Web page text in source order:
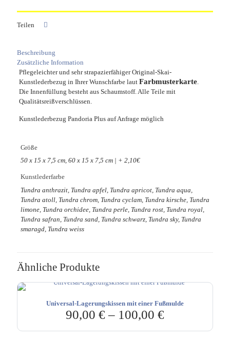
Teilen
Beschreibung
Zusätzliche Information
Pflegeleichter und sehr strapazierfähiger Original-Skai-
Kunstlederbezug in Ihrer Wunschfarbe laut Farbmusterkarte.
Die Innenfüllung besteht aus Schaumstoff. Alle Teile mit
Qualitätsreißverschlüssen.
Kunstlederbezug Pandoria Plus auf Anfrage möglich
Größe
50 x 15 x 7,5 cm, 60 x 15 x 7,5 cm | + 2,10€
Kunstlederfarbe
Tundra anthrazit, Tundra apfel, Tundra apricot, Tundra aqua,
Tundra atoll, Tundra chrom, Tundra cyclam, Tundra kirsche, Tundra
limone, Tundra orchidee, Tundra perle, Tundra rost, Tundra royal,
Tundra safran, Tundra sand, Tundra schwarz, Tundra sky, Tundra
smaragd, Tundra weiss
Ähnliche Produkte
Universal-Lagerungskissen mit einer Fußmulde
90,00 €– 100,00 €